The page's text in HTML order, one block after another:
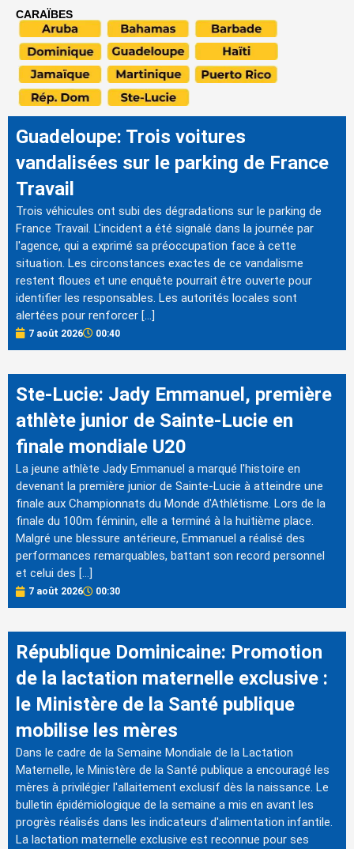
CARAÏBES
Guadeloupe: Trois voitures
vandalisées sur le parking de France
Travail
Trois véhicules ont subi des dégradations sur le parking de
France Travail. L'incident a été signalé dans la journée par
l'agence, qui a exprimé sa préoccupation face à cette
situation. Les circonstances exactes de ce vandalisme
restent floues et une enquête pourrait être ouverte pour
identifier les responsables. Les autorités locales sont
alertées pour renforcer […]
7 août 2026 00:40
Ste-Lucie: Jady Emmanuel, première
athlète junior de Sainte-Lucie en
finale mondiale U20
La jeune athlète Jady Emmanuel a marqué l'histoire en
devenant la première junior de Sainte-Lucie à atteindre une
finale aux Championnats du Monde d'Athlétisme. Lors de la
finale du 100m féminin, elle a terminé à la huitième place.
Malgré une blessure antérieure, Emmanuel a réalisé des
performances remarquables, battant son record personnel
et celui des […]
7 août 2026 00:30
République Dominicaine: Promotion
de la lactation maternelle exclusive :
le Ministère de la Santé publique
mobilise les mères
Dans le cadre de la Semaine Mondiale de la Lactation
Maternelle, le Ministère de la Santé publique a encouragé les
mères à privilégier l'allaitement exclusif dès la naissance. Le
bulletin épidémiologique de la semaine a mis en avant les
progrès réalisés dans les indicateurs d'alimentation infantile.
La lactation maternelle exclusive est reconnue pour ses